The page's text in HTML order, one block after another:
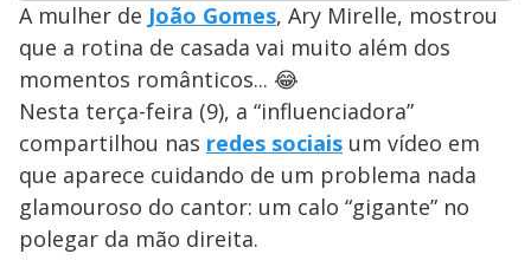
A mulher de João Gomes, Ary Mirelle, mostrou
que a rotina de casada vai muito além dos
momentos românticos... 😂
Nesta terça-feira (9), a “influenciadora”
compartilhou nas redes sociais um vídeo em
que aparece cuidando de um problema nada
glamouroso do cantor: um calo “gigante” no
polegar da mão direita.